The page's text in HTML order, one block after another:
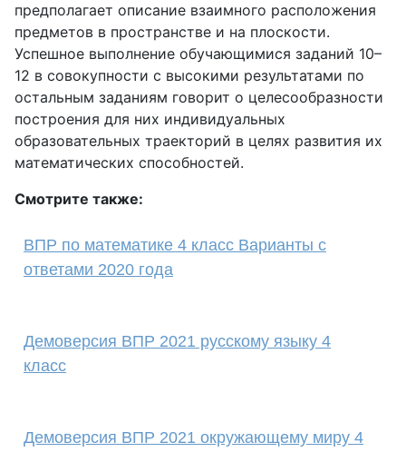
предполагает описание взаимного расположения
предметов в пространстве и на плоскости.
Успешное выполнение обучающимися заданий 10–
12 в совокупности с высокими результатами по
остальным заданиям говорит о целесообразности
построения для них индивидуальных
образовательных траекторий в целях развития их
математических способностей.
Смотрите также:
ВПР по математике 4 класс Варианты с
ответами 2020 года
Демоверсия ВПР 2021 русскому языку 4
класс
Демоверсия ВПР 2021 окружающему миру 4